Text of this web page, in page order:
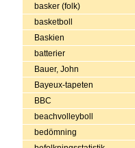
basker (folk)
basketboll
Baskien
batterier
Bauer, John
Bayeux-tapeten
BBC
beachvolleyboll
bedömning